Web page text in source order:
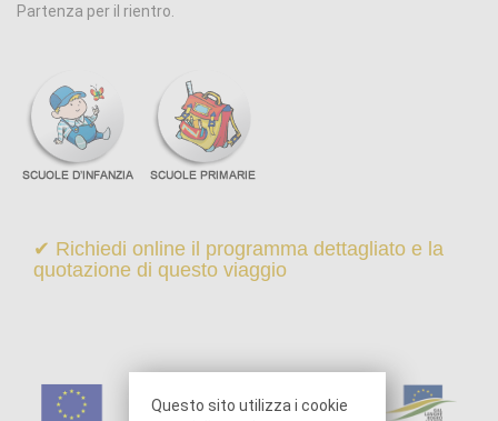
Partenza per il rientro.
✔ Richiedi online il programma dettagliato e la
quotazione di questo viaggio
Questo sito utilizza i cookie